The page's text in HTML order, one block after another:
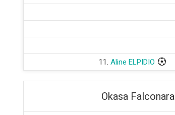
11. Aline ELPIDIO
Okasa Falconara